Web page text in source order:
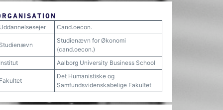
Cand.oecon.
Studienævn for Økonomi
(cand.oecon.)
Aalborg University Business School
Det Humanistiske og
Samfundsvidenskabelige Fakultet